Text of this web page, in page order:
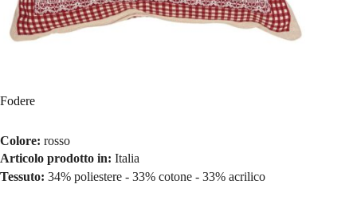
Fodere
Colore: rosso
Articolo prodotto in: Italia
Tessuto: 34% poliestere - 33% cotone - 33% acrilico